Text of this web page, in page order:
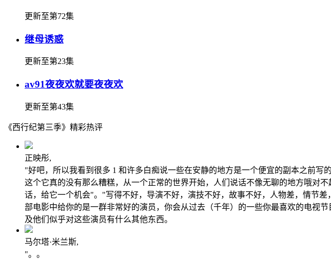
更新至第72集
继母诱惑
更新至第23集
av91夜夜欢就要夜夜欢
更新至第43集
《西行纪第三季》精彩热评
正映彤,
"好吧，所以我看到很多 1 和许多白痴说一些在安静的地方是一个便宜的副本之前写
这个它真的没有那么糟糕，从一个正常的世界开始，人们说话不像无聊的地方哦对
话，给它一个机会"。"写得不好，导演不好，演技不好，故事不好，人物差，情节
部电影中给你的是一群非常好的演员，你会从过去（千年）的一些你最喜欢的电视
及他们似乎对这些演员有什么其他东西。
马尔塔·米兰斯,
"。。